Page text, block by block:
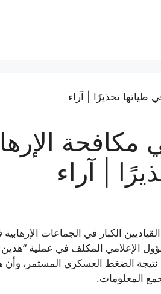
مكافحة
| آراء
القياديين الكبار في الجماعات
الإعلامي المكلف في عملية
الضغط العسكري المستمر، وأن
المعلومات.